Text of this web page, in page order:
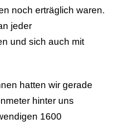
noch erträglich waren.
jeder
und sich auch mit
hatten wir gerade
hinter uns
1600